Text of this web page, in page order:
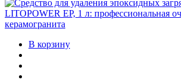
В корзину